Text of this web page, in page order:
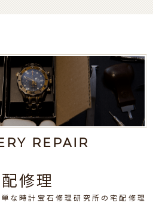
REPAIR
修理
な時計宝石修理研究所の宅配修理